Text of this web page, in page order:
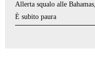
Allerta squalo alle
È subito paura